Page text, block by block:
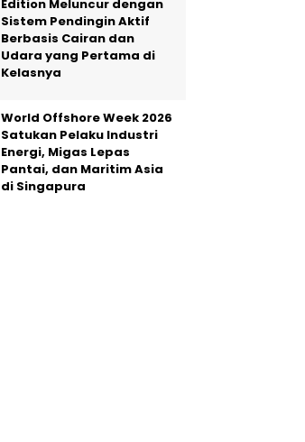
Edition Meluncur dengan
Sistem Pendingin Aktif
Berbasis Cairan dan
Udara yang Pertama di
Kelasnya
World Offshore Week 2026
Satukan Pelaku Industri
Energi, Migas Lepas
Pantai, dan Maritim Asia
di Singapura